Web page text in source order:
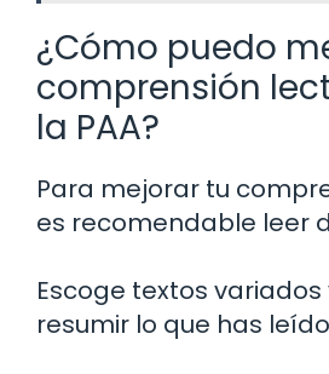
¿Cómo puedo
comprensión
la PAA?
Para mejorar tu
es recomendable leer
Escoge textos
resumir lo que has